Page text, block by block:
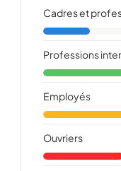
Cadres et
Professions
Employés
Ouvriers